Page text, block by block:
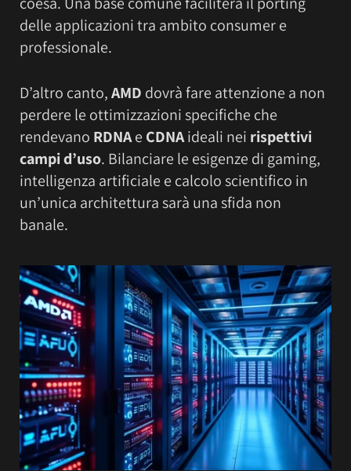
delle applicazioni tra ambito consumer e
professionale.
D’altro canto,AMD dovrà fare attenzione a non
perdere le ottimizzazioni specifiche che
rendevano RDNAe CDNAideali nei rispettivi
campi d’uso. Bilanciare le esigenze di gaming,
intelligenza artificiale e calcolo scientifico in
un’unica architettura sarà una sfida non
banale.